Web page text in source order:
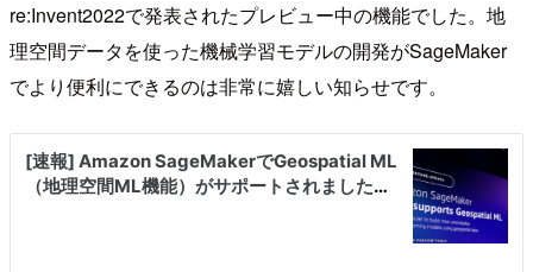
re:Invent2022で発表されたプレビュー中の機能でした。地
理空間データを使った機械学習モデルの開発がSageMaker
でより便利にできるのは非常に嬉しい知らせです。